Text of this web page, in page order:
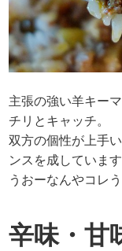
主張の強い羊キー
チリとキャッチ。
双方の個性が上手
ンスを成しています
うおーなんやコレ
辛味・甘